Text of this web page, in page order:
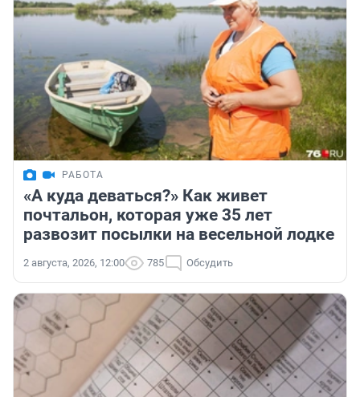
РАБОТА
«А куда деваться?» Как живет
почтальон, которая уже 35 лет
развозит посылки на весельной лодке
2 августа, 2026, 12:00 785 Обсудить